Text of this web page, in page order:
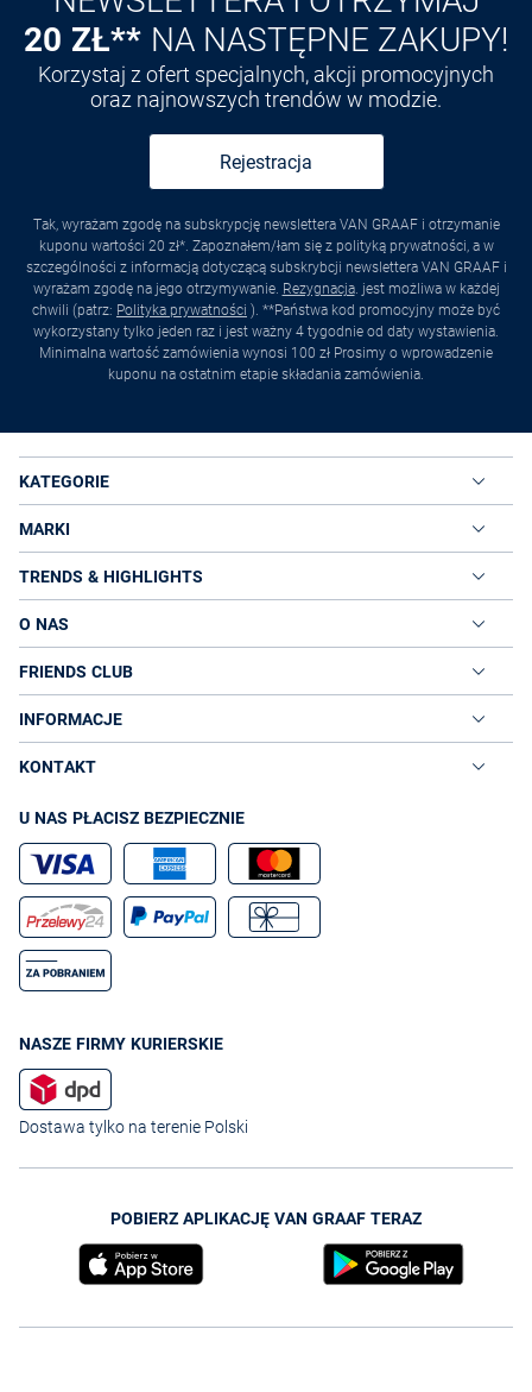
20 ZŁ** NA NASTĘPNE ZAKUPY!
Korzystaj z ofert specjalnych, akcji promocyjnych
oraz najnowszych trendów w modzie.
Rejestracja
Tak, wyrażam zgodę na subskrypcję newslettera VAN GRAAF i otrzymanie
kuponu wartości 20 zł*. Zapoznałem/łam się z polityką prywatności, a w
szczególności z informacją dotyczącą subskrybcji newslettera VAN GRAAF i
wyrażam zgodę na jego otrzymywanie. Rezygnacja. jest możliwa w każdej
chwili (patrz: Polityka prywatności ). **Państwa kod promocyjny może być
wykorzystany tylko jeden raz i jest ważny 4 tygodnie od daty wystawienia.
Minimalna wartość zamówienia wynosi 100 zł Prosimy o wprowadzenie
kuponu na ostatnim etapie składania zamówienia.
KATEGORIE
MARKI
TRENDS & HIGHLIGHTS
O NAS
FRIENDS CLUB
INFORMACJE
KONTAKT
U NAS PŁACISZ BEZPIECZNIE
NASZE FIRMY KURIERSKIE
Dostawa tylko na terenie Polski
POBIERZ APLIKACJĘ VAN GRAAF TERAZ